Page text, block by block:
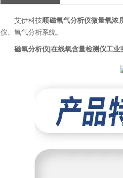
艾伊科技顺磁氧气分析仪微量氧浓
仪、氧气分析系统。
磁氧分析仪|在线氧含量检测仪工业